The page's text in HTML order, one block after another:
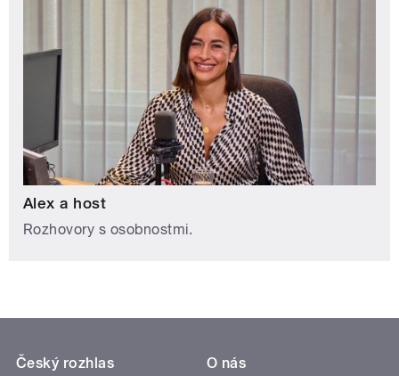
Alex a host
Rozhovory s osobnostmi.
Český rozhlas
O nás